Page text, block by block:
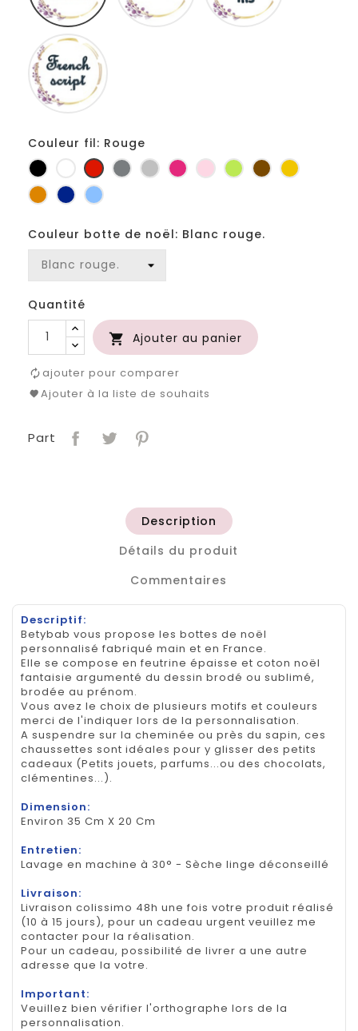
Couleur fil: Rouge
Noir BlancRougeGris
foncé
Gris
clair
Fuchsia
RoseAnis MarronJaune
OrangeMarineBleu
Couleur botte de noël: Blanc rouge.
Quantité
 Ajouter au panier
ajouter pour comparer
Ajouter à la liste de souhaits
Part
Description
Détails du produit
Commentaires
Descriptif:
Betybab vous propose les bottes de noël
personnalisé fabriqué main et en France.
Elle se compose en feutrine épaisse et coton noël
fantaisie argumenté du dessin brodé ou sublimé,
brodée au prénom.
Vous avez le choix de plusieurs motifs et couleurs
merci de l'indiquer lors de la personnalisation.
A suspendre sur la cheminée ou près du sapin, ces
chaussettes sont idéales pour y glisser des petits
cadeaux (Petits jouets, parfums...ou des chocolats,
clémentines...).
Dimension:
Environ 35 Cm X 20 Cm
Entretien:
Lavage en machine à 30° - Sèche linge déconseillé
Livraison:
Livraison colissimo 48h une fois votre produit réalisé
(10 à 15 jours), pour un cadeau urgent veuillez me
contacter pour la réalisation.
Pour un cadeau, possibilité de livrer a une autre
adresse que la votre.
Important:
Veuillez bien vérifier l'orthographe lors de la
personnalisation.